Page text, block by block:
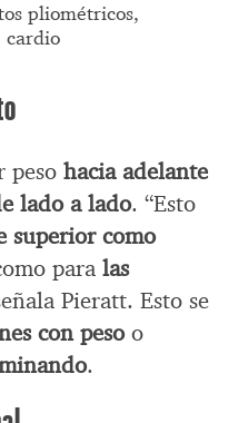
pliométricos,
cardio
peso hacia adelante
lado a lado. “Esto
superior como
para las
Pieratt. Esto se
con pesoo
.